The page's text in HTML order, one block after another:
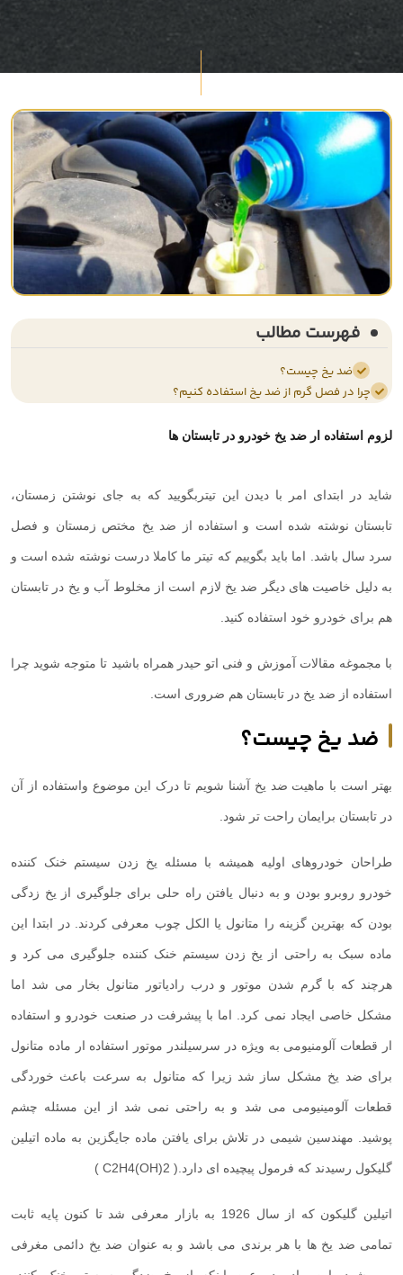
فهرست مطالب
ضد یخ چیست؟
چرا در فصل گرم از ضد یخ استفاده کنیم؟
لزوم استفاده ار ضد یخ خودرو در تابستان ها
شاید در ابتدای امر با دیدن این تیتربگویید که به جای نوشتن زمستان،
تابستان نوشته شده است و استفاده از ضد یخ مختص زمستان و فصل
سرد سال باشد. اما باید بگوییم که تیتر ما کاملا درست نوشته شده است و
به دلیل خاصیت های دیگر ضد یخ لازم است از مخلوط آب و یخ در تابستان
هم برای خودرو خود استفاده کنید.
با مجموغه مقالات آموزش و فنی اتو حیدر همراه باشید تا متوجه شوید چرا
استفاده از ضد یخ در تابستان هم ضروری است.
ضد یخ چیست؟
بهتر است با ماهیت ضد یخ آشنا شویم تا درک این موضوع واستفاده از آن
در تابستان برایمان راحت تر شود.
طراحان خودروهای اولیه همیشه با مسئله یخ زدن سیستم خنک کننده
خودرو روبرو بودن و به دنبال یافتن راه حلی برای جلوگیری از یخ زدگی
بودن که بهترین گزینه را متانول یا الکل چوب معرفی کردند. در ابتدا این
ماده سبک به راحتی از یخ زدن سیستم خنک کننده جلوگیری می کرد و
هرچند که با گرم شدن موتور و درب رادیاتور متانول بخار می شد اما
مشکل خاصی ایجاد نمی کرد. اما با پیشرفت در صنعت خودرو و استفاده
ار قطعات آلومنیومی به ویژه در سرسیلندر موتور استفاده ار ماده متانول
برای ضد یخ مشکل ساز شد زیرا که متانول به سرعت باعث خوردگی
قطعات آلومینیومی می شد و به راحتی نمی شد از این مسئله چشم
پوشید. مهندسین شیمی در تلاش برای یافتن ماده جایگزین به ماده اتیلین
گلیکول رسیدند که فرمول پیچیده ای دارد.( C2H4(OH)2
)
اتیلین گلیکون که از سال 1926 به بازار معرفی شد تا کنون پایه ثابت
تمامی ضد یخ ها با هر برندی می باشد و به عنوان ضد یخ دائمی مغرفی